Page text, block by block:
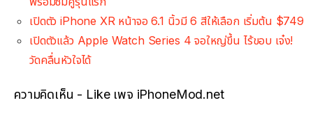
เปิดตัว iPhone XR หน้าจอ 6.1 นิ้วมี 6 สีให้เลือก เริ่มต้น $749
เปิดตัวแล้ว Apple Watch Series 4 จอใหญ่ขึ้น ไร้ขอบ เจ๋ง!
วัดคลื่นหัวใจได้
ความคิดเห็น - Like เพจ iPhoneMod.net